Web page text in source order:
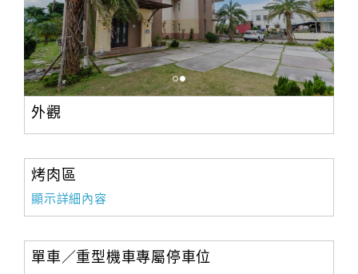
外觀
烤肉區
顯示詳細內容
單車／重型機車專屬停車位